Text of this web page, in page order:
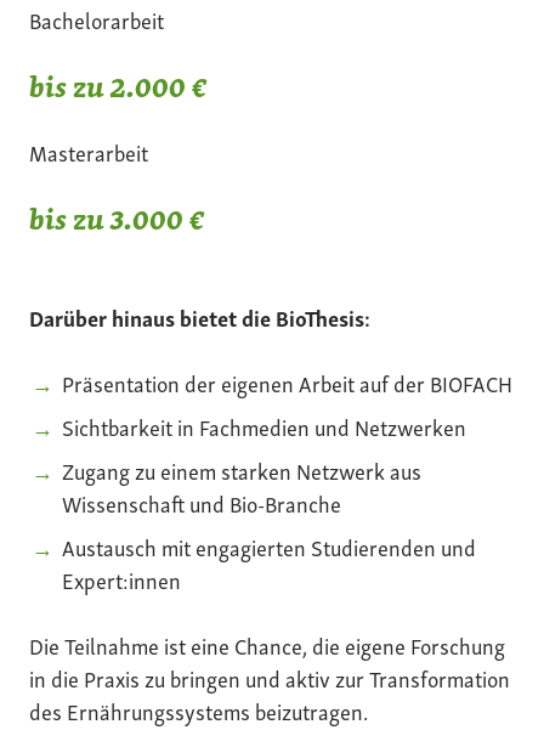
Bachelorarbeit
bis zu 2.000 €
Masterarbeit
bis zu 3.000 €
Darüber hinaus bietet die BioThesis:
Präsentation der eigenen Arbeit auf der BIOFACH
Sichtbarkeit in Fachmedien und Netzwerken
Zugang zu einem starken Netzwerk aus
Wissenschaft und Bio-Branche
Austausch mit engagierten Studierenden und
Expert:innen
Die Teilnahme ist eine Chance, die eigene Forschung
in die Praxis zu bringen und aktiv zur Transformation
des Ernährungssystems beizutragen.